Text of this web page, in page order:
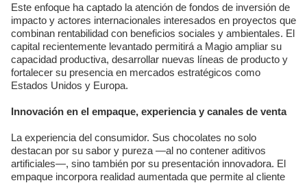
Este enfoque ha captado la atención de fondos de inversión de
impacto y actores internacionales interesados en proyectos que
combinan rentabilidad con beneficios sociales y ambientales. El
capital recientemente levantado permitirá a Magio ampliar su
capacidad productiva, desarrollar nuevas líneas de producto y
fortalecer su presencia en mercados estratégicos como
Estados Unidos y Europa.
Innovación en el empaque, experiencia y canales de venta
La experiencia del consumidor. Sus chocolates no solo
destacan por su sabor y pureza —al no contener aditivos
artificiales—, sino también por su presentación innovadora. El
empaque incorpora realidad aumentada que permite al cliente